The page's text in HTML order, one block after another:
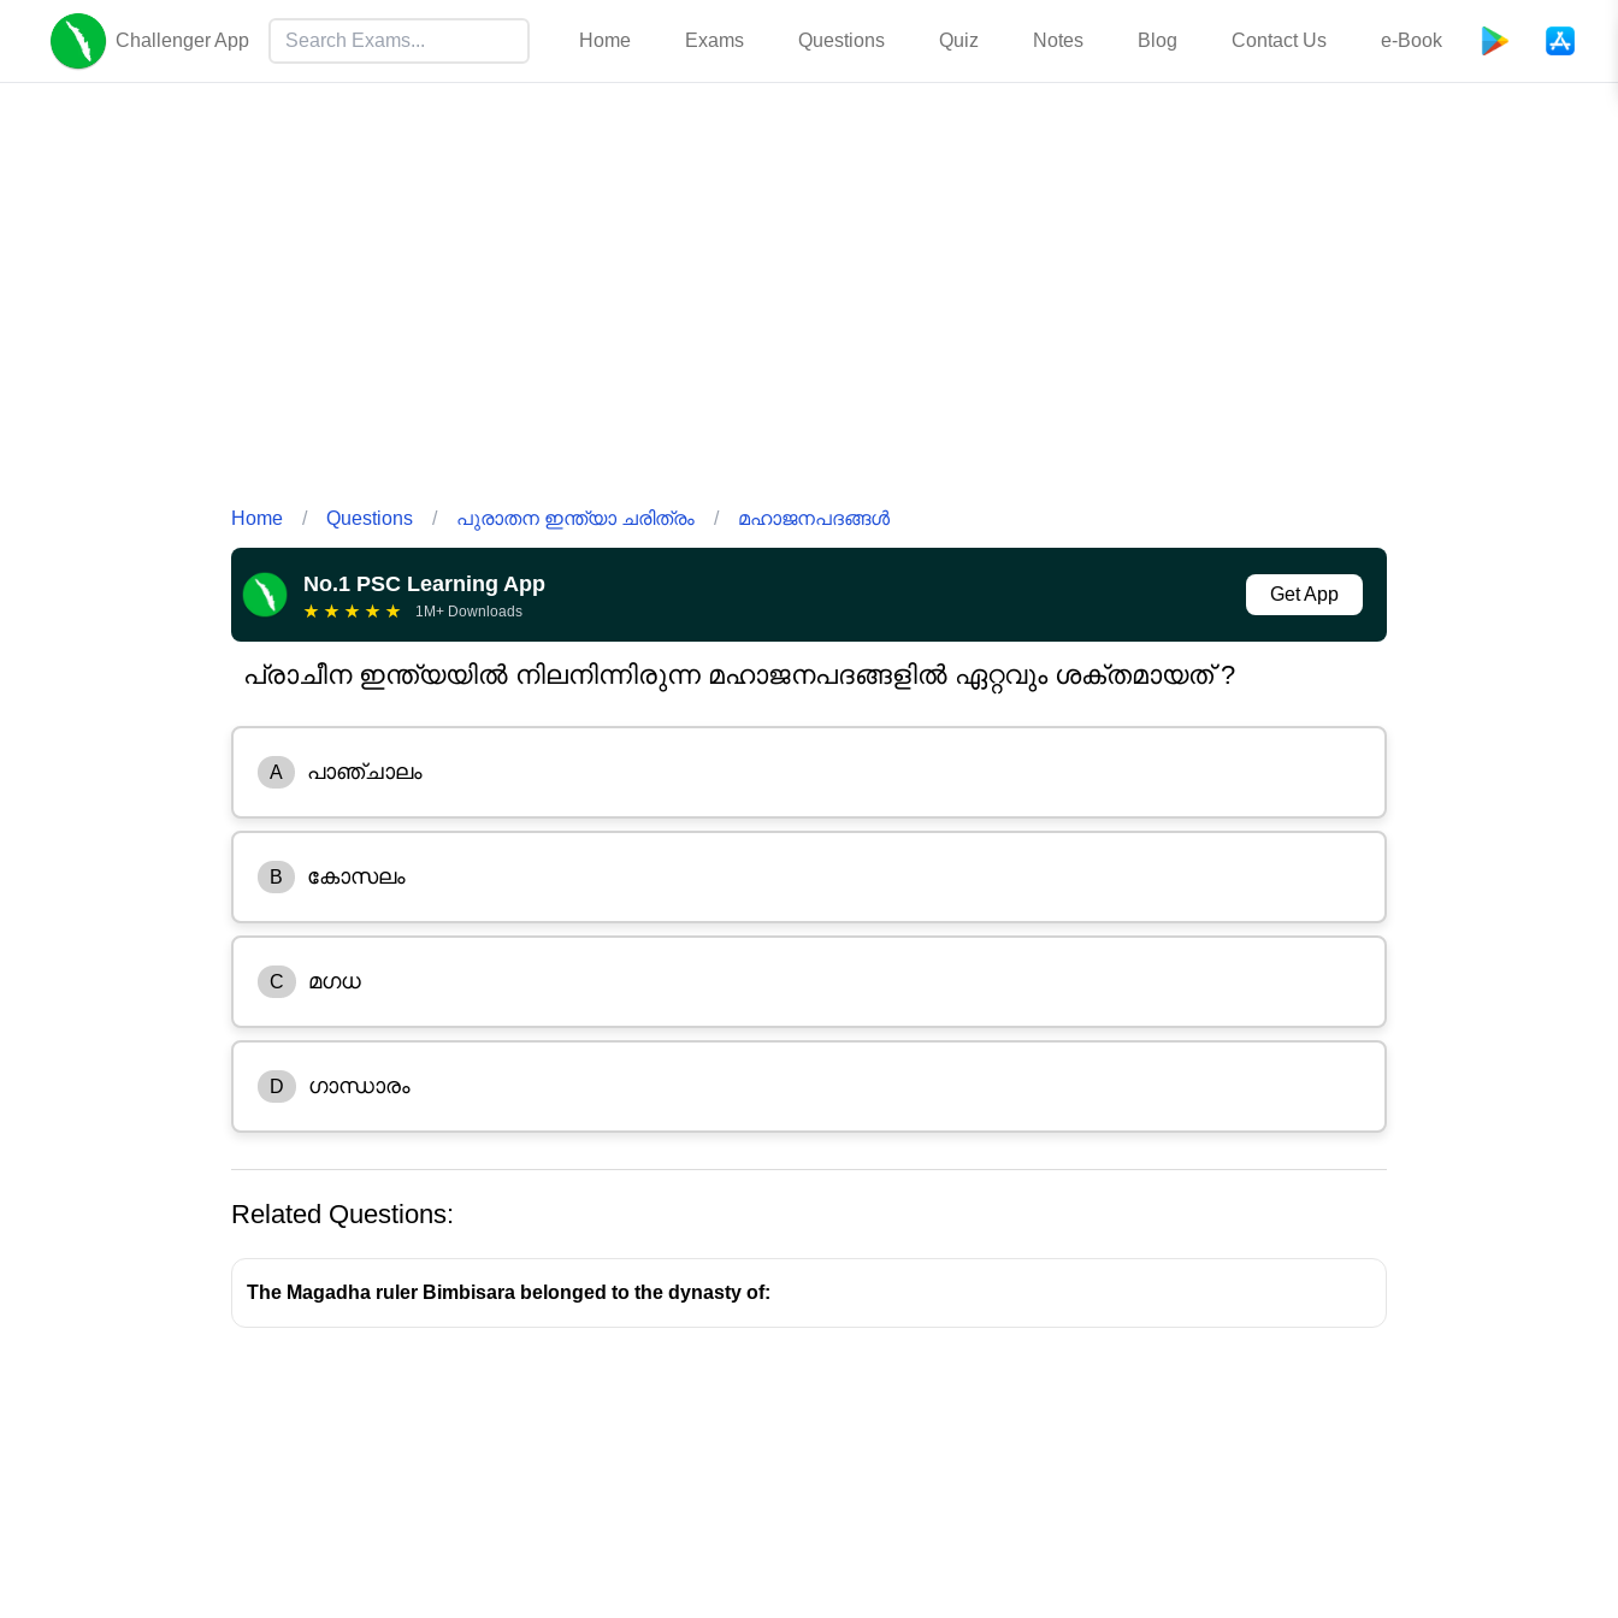
Challenger App Home Exams Questions Quiz Notes Blog Contact Us e-Book
Home / Questions / പുരാതന ഇന്ത്യാ ചരിത്രം / മഹാജനപദങ്ങൾ
No.1 PSC Learning App
★ ★ ★ ★ ★ 1M+ Downloads
Get App
പ്രാചീന ഇന്ത്യയിൽ നിലനിന്നിരുന്ന മഹാജനപദങ്ങളിൽ ഏറ്റവും ശക്തമായത് ?
A പാഞ്ചാലം
B കോസലം
C മഗധ
D ഗാന്ധാരം
Related Questions:
The Magadha ruler Bimbisara belonged to the dynasty of: